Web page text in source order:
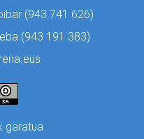
(943 741 626)
(943 191 383)
garatua